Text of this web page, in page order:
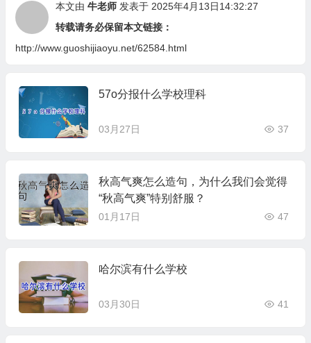
本文由 牛老师发表于 2025年4月13日14:32:27
转载请务必保留本文链接：
http://www.guoshijiaoyu.net/62584.html
57o分报什么学校理科
03月27日 37
秋高气爽怎么造句，为什么我们会觉得
“秋高气爽”特别舒服？
01月17日 47
哈尔滨有什么学校
03月30日 41